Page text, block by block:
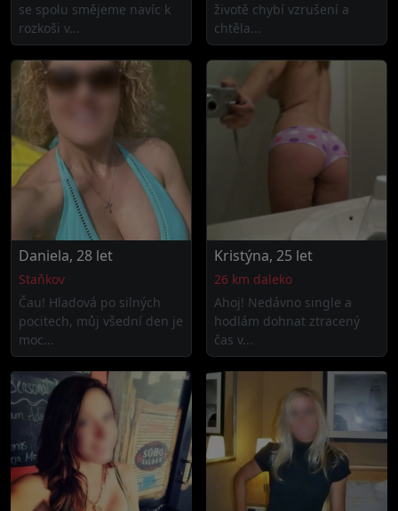
se spolu smějeme navíc k
rozkoši v...
životě chybí vzrušení a
chtěla...
Daniela, 28 let
Staňkov
Čau! Hladová po silných
pocitech, můj všední den je
moc...
Kristýna, 25 let
26 km daleko
Ahoj! Nedávno single a
hodlám dohnat ztracený
čas v...